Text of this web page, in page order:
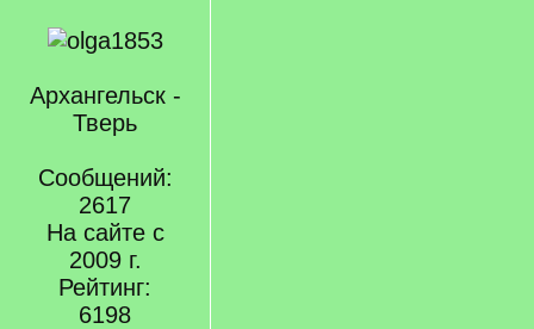
Архангельск -
Тверь
Сообщений:
2617
На сайте с
2009 г.
Рейтинг:
6198